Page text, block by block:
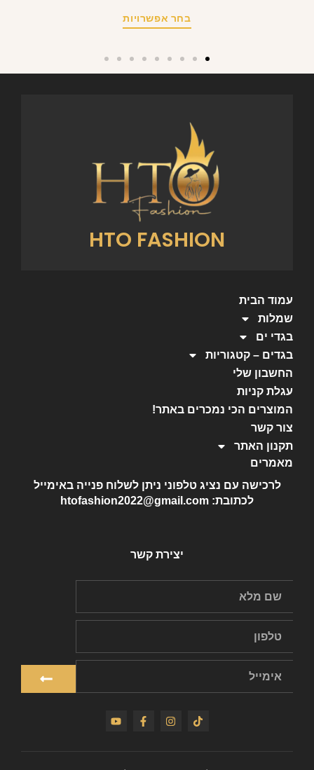
בחר אפשרויות
HTO FASHION
עמוד הבית
שמלות
בגדי ים
בגדים – קטגוריות
החשבון שלי
עגלת קניות
המוצרים הכי נמכרים באתר!
צור קשר
תקנון האתר
מאמרים
לרכישה עם נציג טלפוני ניתן לשלוח פנייה באימייל
לכתובת: htofashion2022@gmail.com
יצירת קשר